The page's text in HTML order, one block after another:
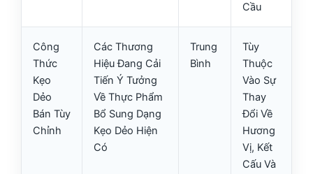
Cầu
Công
Thức
Kẹo
Dẻo
Bán Tùy
Chỉnh
Các Thương
Hiệu Đang Cải
Tiến Ý Tưởng
Về Thực Phẩm
Bổ Sung Dạng
Kẹo Dẻo Hiện
Có
Trung
Bình
Tùy
Thuộc
Vào Sự
Thay
Đổi Về
Hương
Vị, Kết
Cấu Và